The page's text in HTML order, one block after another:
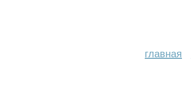
главная